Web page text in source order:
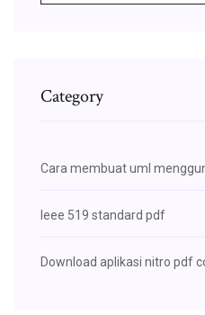
Category
Cara membuat uml
Ieee 519 standard pdf
Download aplikasi nitro pdf